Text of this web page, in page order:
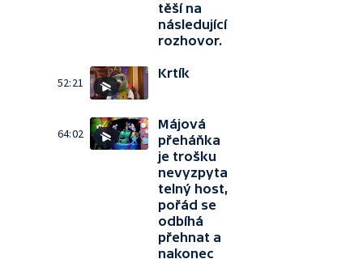
těší na
následující
rozhovor.
52:21
Krtík
64:02
Májová
přeháňka
je trošku
nevyzpyta
telný host,
pořád se
odbíhá
přehnat a
nakonec